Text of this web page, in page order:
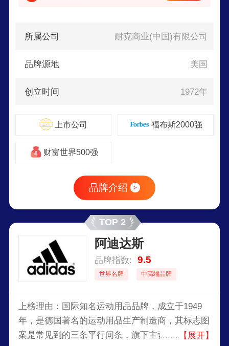
所属公司 耐克商业(中国)有限公司
品牌源地 美国
创立时间 1972年
上市公司 福布斯2000强
财富世界500强
品牌介绍 >
TOP 2
阿迪达斯
品牌指数: 9.5
世界名牌 中高端品牌
上榜理由：国际知名运动用品品牌，成立于1949
年，是德国著名的运动用品生产制造商，其标志图
案是常见到的三条平行间条，旗下主营球类和田径
【展开】